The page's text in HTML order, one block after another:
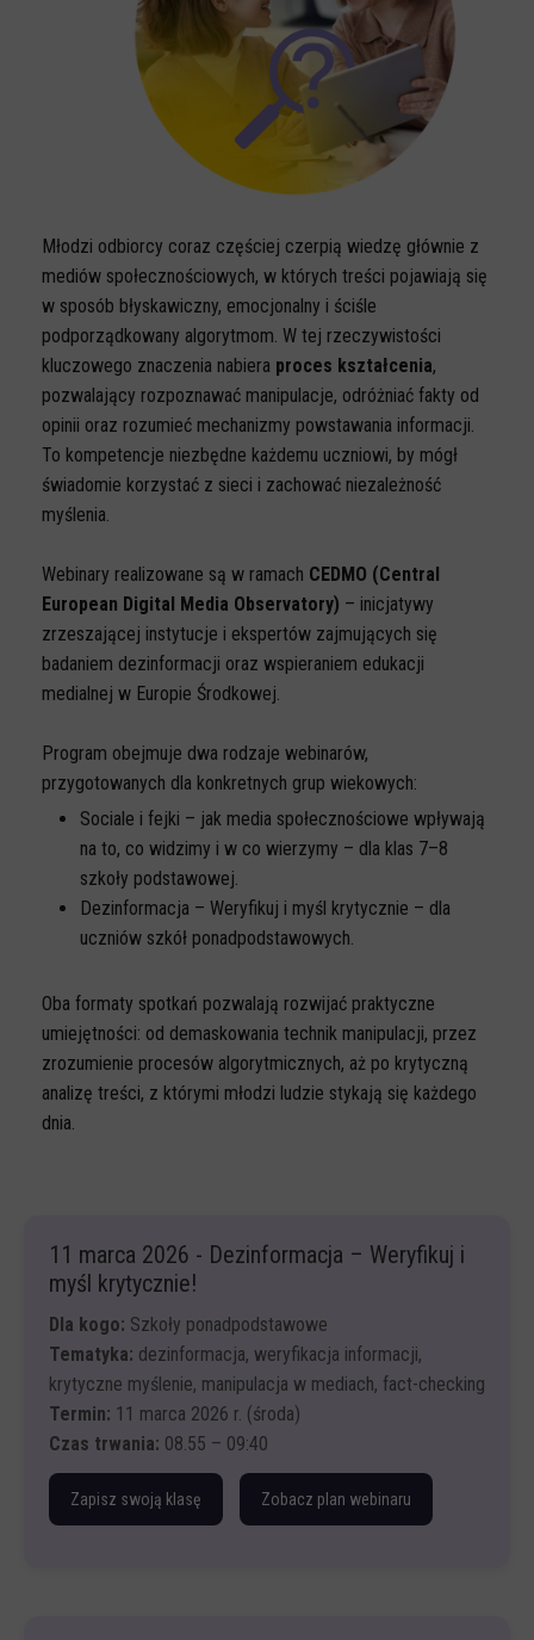
Młodzi odbiorcy coraz częściej czerpią wiedzę głównie z
mediów społecznościowych, w których treści pojawiają się
w sposób błyskawiczny, emocjonalny i ściśle
podporządkowany algorytmom. W tej rzeczywistości
kluczowego znaczenia nabiera proces kształcenia,
pozwalający rozpoznawać manipulacje, odróżniać fakty od
opinii oraz rozumieć mechanizmy powstawania informacji.
To kompetencje niezbędne każdemu uczniowi, by mógł
świadomie korzystać z sieci i zachować niezależność
myślenia.
Webinary realizowane są w ramach CEDMO (Central
European Digital Media Observatory) – inicjatywy
zrzeszającej instytucje i ekspertów zajmujących się
badaniem dezinformacji oraz wspieraniem edukacji
medialnej w Europie Środkowej.
Program obejmuje dwa rodzaje webinarów,
przygotowanych dla konkretnych grup wiekowych:
Sociale i fejki – jak media społecznościowe wpływają
na to, co widzimy i w co wierzymy – dla klas 7–8
szkoły podstawowej.
Dezinformacja – Weryfikuj i myśl krytycznie – dla
uczniów szkół ponadpodstawowych.
Oba formaty spotkań pozwalają rozwijać praktyczne
umiejętności: od demaskowania technik manipulacji, przez
zrozumienie procesów algorytmicznych, aż po krytyczną
analizę treści, z którymi młodzi ludzie stykają się każdego
dnia.
11 marca 2026 - Dezinformacja – Weryfikuj i
myśl krytycznie!
Dla kogo: Szkoły ponadpodstawowe
Tematyka: dezinformacja, weryfikacja informacji,
krytyczne myślenie, manipulacja w mediach, fact-checking
Termin: 11 marca 2026 r. (środa)
Czas trwania: 08.55 – 09:40
Zapisz swoją klasę Zobacz plan webinaru
CYBERREPETYTORIUM
RAZEM W SIECI
SŁOWA Z SIECI NASZYCH DZIECI
Webinary CEDMO
Cykl webinarów - Gadanie o internecie
Cyfrowe wieczory dla rodziców
Cykl webinarów - marzec 2026
Multimedia
Kreskówki
Filmy
Audiobooki
Infografiki
Badania i raporty
Gry
Nasze gry
LARP o dezinformacji "Koryntia"
Gra karciana o deinformacji "Dezinfo"
Gra planszowa o cyberhigienie "Digital Brainiacs"
Kalambury z cyberhigieny "Cybermaster"
Dane teleadresowe
Dołącz do newslettera